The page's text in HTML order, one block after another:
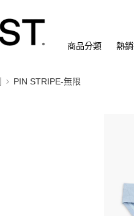
商品分類 熱
PIN STRIPE-無限